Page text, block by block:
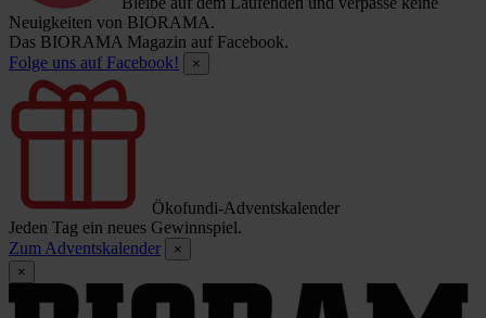
Neuigkeiten von BIORAMA.
Das BIORAMA Magazin auf Facebook.
Folge uns auf Facebook!
×
Ökofundi-Adventskalender
Jeden Tag ein neues Gewinnspiel.
Zum Adventskalender
×
×